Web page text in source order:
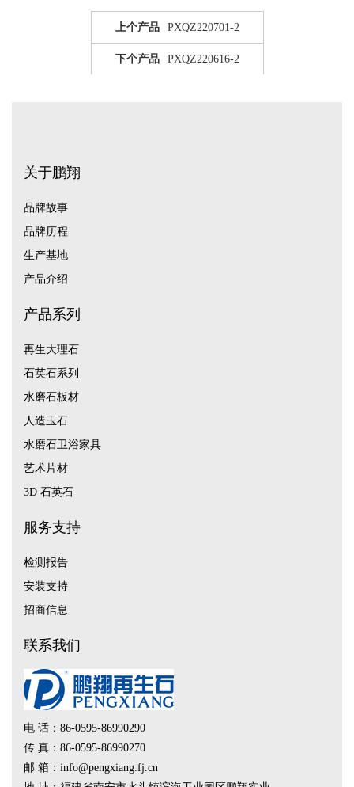
上个产品 PXQZ220701-2
下个产品 PXQZ220616-2
关于鹏翔
品牌故事
品牌历程
生产基地
产品介绍
产品系列
再生大理石
石英石系列
水磨石板材
人造玉石
水磨石卫浴家具
艺术片材
3D 石英石
服务支持
检测报告
安装支持
招商信息
联系我们
电 话：86-0595-86990290
传 真：86-0595-86990270
邮 箱：info@pengxiang.fj.cn